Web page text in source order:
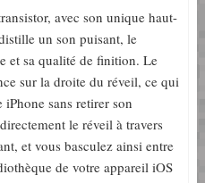
avec son unique haut-
un son puisant, le
et sa qualité de finition. Le
sur la droite du réveil, ce qui
sans retirer son
le réveil à travers
et vous basculez ainsi entre
de votre appareil iOS